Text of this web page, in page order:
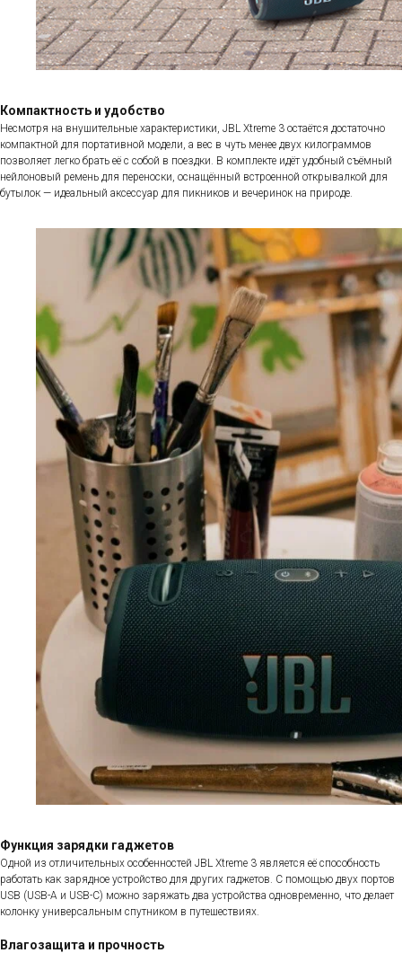
Компактность и удобство
Несмотря на внушительные характеристики, JBL Xtreme 3 остаётся достаточно
компактной для портативной модели, а вес в чуть менее двух килограммов
позволяет легко брать её с собой в поездки. В комплекте идёт удобный съёмный
нейлоновый ремень для переноски, оснащённый встроенной открывалкой для
бутылок — идеальный аксессуар для пикников и вечеринок на природе.
Функция зарядки гаджетов
Одной из отличительных особенностей JBL Xtreme 3 является её способность
работать как зарядное устройство для других гаджетов. С помощью двух портов
USB (USB-A и USB-C) можно заряжать два устройства одновременно, что делает
колонку универсальным спутником в путешествиях.
Влагозащита и прочность